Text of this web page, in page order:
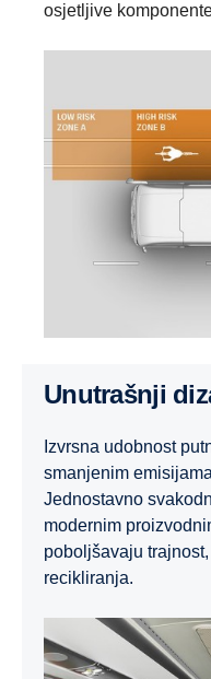
osjetljive
Unutrašnji
Izvrsna udobnost
smanjenim
Jednostavno
modernim
poboljšavaju
recikliranja.